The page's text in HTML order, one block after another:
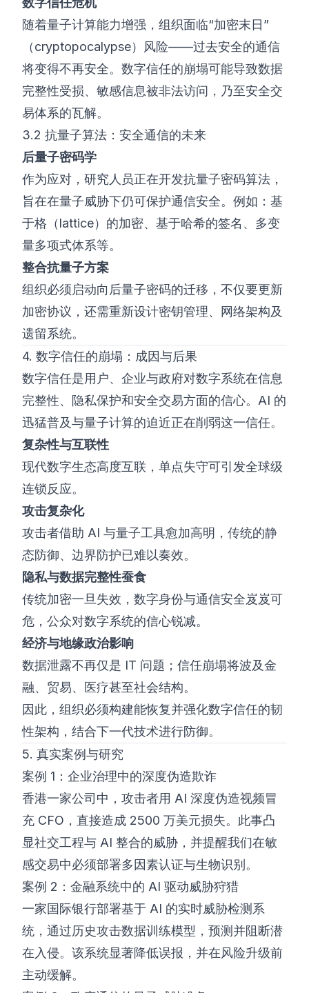
随着量子计算能力增强，组织面临“加密末日”
（cryptopocalypse）风险——过去安全的通信
将变得不再安全。数字信任的崩塌可能导致数据
完整性受损、敏感信息被非法访问，乃至安全交
易体系的瓦解。
3.2 抗量子算法：安全通信的未来
后量子密码学
作为应对，研究人员正在开发抗量子密码算法，
旨在在量子威胁下仍可保护通信安全。例如：基
于格（lattice）的加密、基于哈希的签名、多变
量多项式体系等。
整合抗量子方案
组织必须启动向后量子密码的迁移，不仅要更新
加密协议，还需重新设计密钥管理、网络架构及
遗留系统。
4. 数字信任的崩塌：成因与后果
数字信任是用户、企业与政府对数字系统在信息
完整性、隐私保护和安全交易方面的信心。AI 的
迅猛普及与量子计算的迫近正在削弱这一信任。
复杂性与互联性
现代数字生态高度互联，单点失守可引发全球级
连锁反应。
攻击复杂化
攻击者借助 AI 与量子工具愈加高明，传统的静
态防御、边界防护已难以奏效。
隐私与数据完整性蚕食
传统加密一旦失效，数字身份与通信安全岌岌可
危，公众对数字系统的信心锐减。
经济与地缘政治影响
数据泄露不再仅是 IT 问题；信任崩塌将波及金
融、贸易、医疗甚至社会结构。
因此，组织必须构建能恢复并强化数字信任的韧
性架构，结合下一代技术进行防御。
5. 真实案例与研究
案例 1：企业治理中的深度伪造欺诈
香港一家公司中，攻击者用 AI 深度伪造视频冒
充 CFO，直接造成 2500 万美元损失。此事凸
显社交工程与 AI 整合的威胁，并提醒我们在敏
感交易中必须部署多因素认证与生物识别。
案例 2：金融系统中的 AI 驱动威胁狩猎
一家国际银行部署基于 AI 的实时威胁检测系
统，通过历史攻击数据训练模型，预测并阻断潜
在入侵。该系统显著降低误报，并在风险升级前
主动缓解。